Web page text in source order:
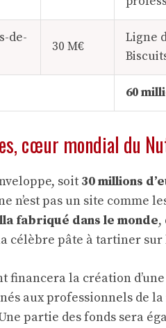
de-
30 M€
Ligne
60
cœur mondial du
soit 30 millions
n’est pas un site
fabriqué dans le monde,
célèbre pâte à tartiner sur
financera la création
aux professionnels de
partie des fonds sera